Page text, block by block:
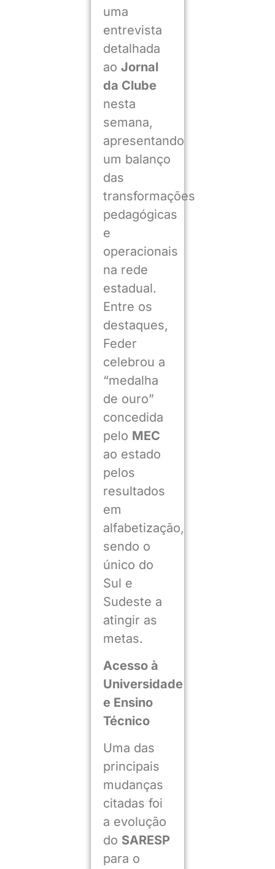
uma
entrevista
detalhada
ao Jornal
da Clube
nesta
semana,
apresentando
um balanço
das
transformações
pedagógicas
e
operacionais
na rede
estadual.
Entre os
destaques,
Feder
celebrou a
“medalha
de ouro”
concedida
pelo MEC
ao estado
pelos
resultados
em
alfabetização,
sendo o
único do
Sul e
Sudeste a
atingir as
metas.
Acesso à
Universidade
e Ensino
Técnico
Uma das
principais
mudanças
citadas foi
a evolução
do SARESP
para o